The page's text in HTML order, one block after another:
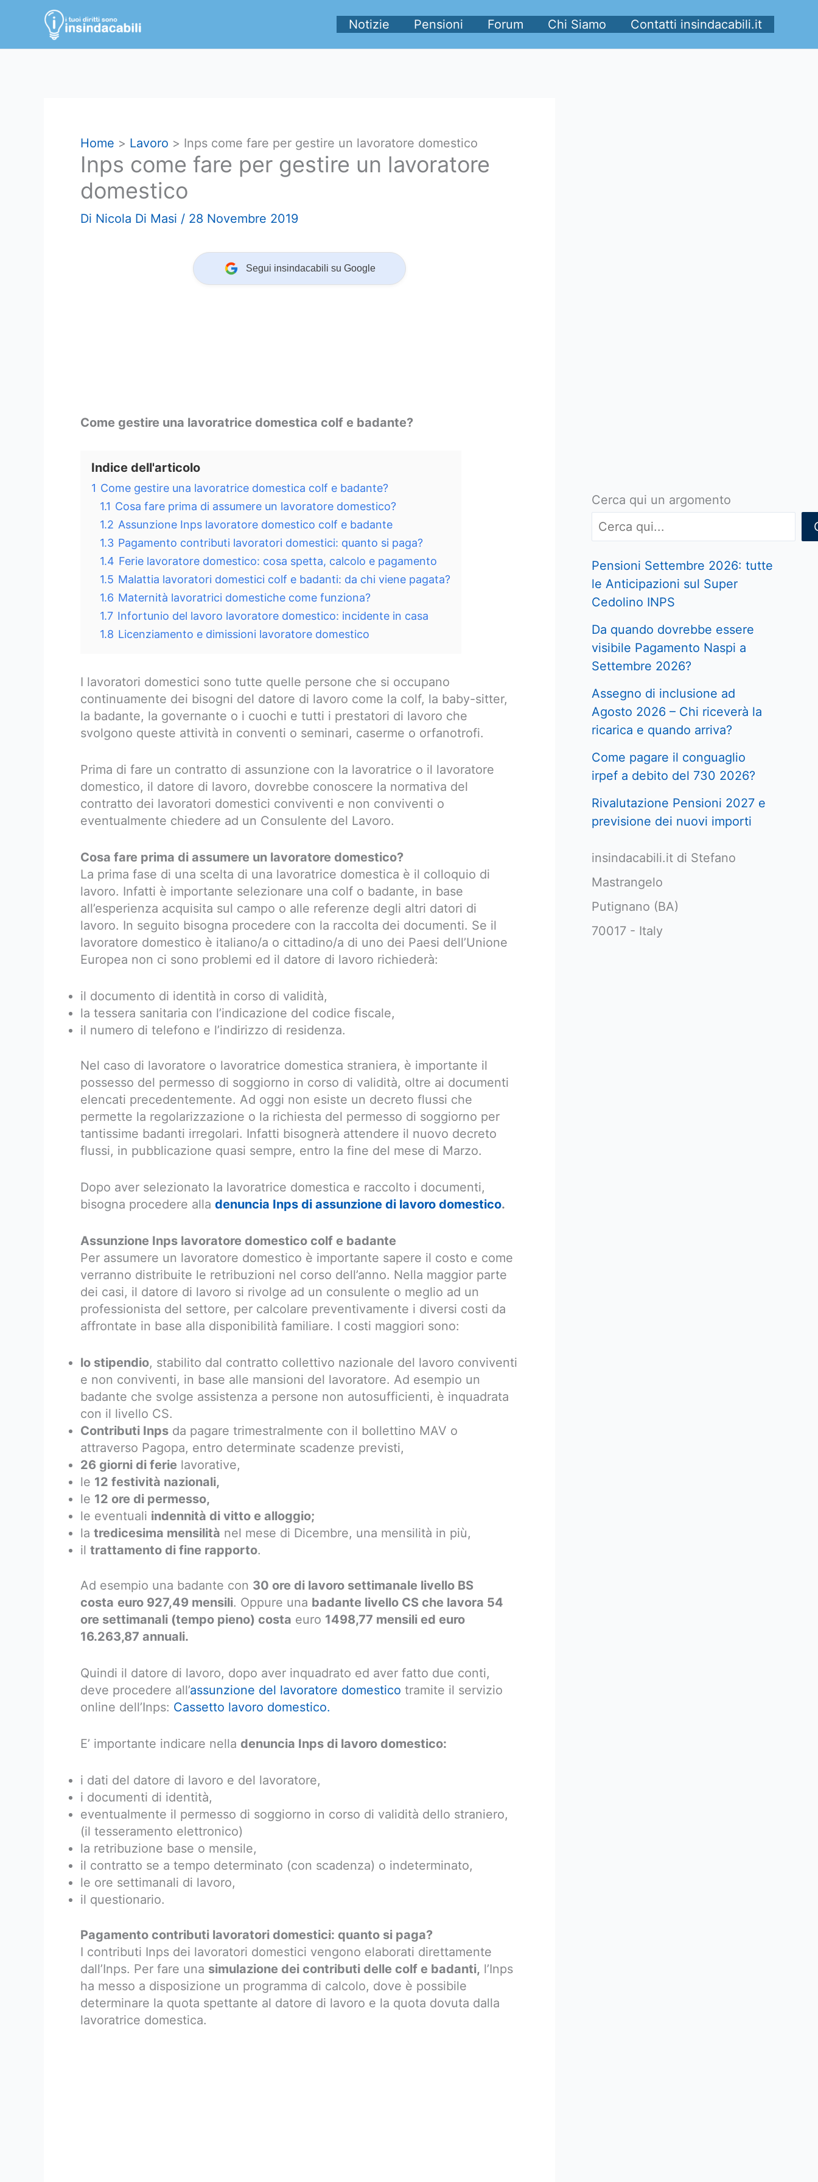
contenuto
Notizie Pensioni Forum Chi Siamo Contatti insindacabili.it
Home Lavoro Inps come fare per gestire un lavoratore domestico
Inps come fare per gestire un lavoratore
domestico
Di Nicola Di Masi / 28 Novembre 2019
Segui insindacabili su Google
Come gestire una lavoratrice domestica colf e badante?
Indice dell'articolo
1 Come gestire una lavoratrice domestica colf e badante?
1.1 Cosa fare prima di assumere un lavoratore domestico?
1.2 Assunzione Inps lavoratore domestico colf e badante
1.3 Pagamento contributi lavoratori domestici: quanto si paga?
1.4 Ferie lavoratore domestico: cosa spetta, calcolo e pagamento
1.5 Malattia lavoratori domestici colf e badanti: da chi viene pagata?
1.6 Maternità lavoratrici domestiche come funziona?
1.7 Infortunio del lavoro lavoratore domestico: incidente in casa
1.8 Licenziamento e dimissioni lavoratore domestico
I lavoratori domestici sono tutte quelle persone che si occupano
continuamente dei bisogni del datore di lavoro come la colf, la baby-sitter,
la badante, la governante o i cuochi e tutti i prestatori di lavoro che
svolgono queste attività in conventi o seminari, caserme o orfanotrofi.
Prima di fare un contratto di assunzione con la lavoratrice o il lavoratore
domestico, il datore di lavoro, dovrebbe conoscere la normativa del
contratto dei lavoratori domestici conviventi e non conviventi o
eventualmente chiedere ad un Consulente del Lavoro.
Cosa fare prima di assumere un lavoratore domestico?
La prima fase di una scelta di una lavoratrice domestica è il colloquio di
lavoro. Infatti è importante selezionare una colf o badante, in base
all’esperienza acquisita sul campo o alle referenze degli altri datori di
lavoro. In seguito bisogna procedere con la raccolta dei documenti. Se il
lavoratore domestico è italiano/a o cittadino/a di uno dei Paesi dell’Unione
Europea non ci sono problemi ed il datore di lavoro richiederà:
il documento di identità in corso di validità,
la tessera sanitaria con l’indicazione del codice fiscale,
il numero di telefono e l’indirizzo di residenza.
Nel caso di lavoratore o lavoratrice domestica straniera, è importante il
possesso del permesso di soggiorno in corso di validità, oltre ai documenti
elencati precedentemente. Ad oggi non esiste un decreto flussi che
permette la regolarizzazione o la richiesta del permesso di soggiorno per
tantissime badanti irregolari. Infatti bisognerà attendere il nuovo decreto
flussi, in pubblicazione quasi sempre, entro la fine del mese di Marzo.
Dopo aver selezionato la lavoratrice domestica e raccolto i documenti,
bisogna procedere alla denuncia Inps di assunzione di lavoro domestico.
Assunzione Inps lavoratore domestico colf e badante
Per assumere un lavoratore domestico è importante sapere il costo e come
verranno distribuite le retribuzioni nel corso dell’anno. Nella maggior parte
dei casi, il datore di lavoro si rivolge ad un consulente o meglio ad un
professionista del settore, per calcolare preventivamente i diversi costi da
affrontate in base alla disponibilità familiare. I costi maggiori sono:
lo stipendio, stabilito dal contratto collettivo nazionale del lavoro conviventi
e non conviventi, in base alle mansioni del lavoratore. Ad esempio un
badante che svolge assistenza a persone non autosufficienti, è inquadrata
con il livello CS.
Contributi Inps da pagare trimestralmente con il bollettino MAV o
attraverso Pagopa, entro determinate scadenze previsti,
26 giorni di ferie lavorative,
le 12 festività nazionali,
le 12 ore di permesso,
le eventuali indennità di vitto e alloggio;
la tredicesima mensilità nel mese di Dicembre, una mensilità in più,
il trattamento di fine rapporto.
Ad esempio una badante con 30 ore di lavoro settimanale livello BS
costa euro 927,49 mensili. Oppure una badante livello CS che lavora 54
ore settimanali (tempo pieno) costa euro 1498,77 mensili ed euro
16.263,87 annuali.
Quindi il datore di lavoro, dopo aver inquadrato ed aver fatto due conti,
deve procedere all’assunzione del lavoratore domestico tramite il servizio
online dell’Inps: Cassetto lavoro domestico.
E’ importante indicare nella denuncia Inps di lavoro domestico:
i dati del datore di lavoro e del lavoratore,
i documenti di identità,
eventualmente il permesso di soggiorno in corso di validità dello straniero,
(il tesseramento elettronico)
la retribuzione base o mensile,
il contratto se a tempo determinato (con scadenza) o indeterminato,
le ore settimanali di lavoro,
il questionario.
Pagamento contributi lavoratori domestici: quanto si paga?
I contributi Inps dei lavoratori domestici vengono elaborati direttamente
dall’Inps. Per fare una simulazione dei contributi delle colf e badanti, l’Inps
ha messo a disposizione un programma di calcolo, dove è possibile
determinare la quota spettante al datore di lavoro e la quota dovuta dalla
lavoratrice domestica.
Cerca qui un argomento
Pensioni Settembre 2026: tutte
le Anticipazioni sul Super
Cedolino INPS
Da quando dovrebbe essere
visibile Pagamento Naspi a
Settembre 2026?
Assegno di inclusione ad
Agosto 2026 – Chi riceverà la
ricarica e quando arriva?
Come pagare il conguaglio
irpef a debito del 730 2026?
Rivalutazione Pensioni 2027 e
previsione dei nuovi importi
insindacabili.it di Stefano
Mastrangelo
Putignano (BA)
70017 - Italy